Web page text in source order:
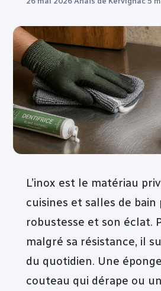
L’inox est le matériau
cuisines et salles de bain
robustesse et son éclat.
malgré sa résistance, il
du quotidien. Une
couteau qui dérape ou